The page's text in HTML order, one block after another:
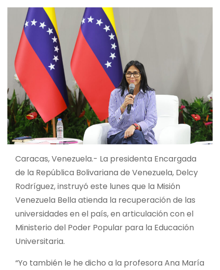
Caracas, Venezuela.- La presidenta Encargada
de la República Bolivariana de Venezuela, Delcy
Rodríguez, instruyó este lunes que la Misión
Venezuela Bella atienda la recuperación de las
universidades en el país, en articulación con el
Ministerio del Poder Popular para la Educación
Universitaria.
“Yo también le he dicho a la profesora Ana María